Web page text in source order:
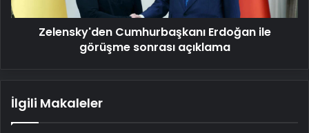
Zelensky'den Cumhurbaşkanı Erdoğan ile
görüşme sonrası açıklama
İlgili Makaleler